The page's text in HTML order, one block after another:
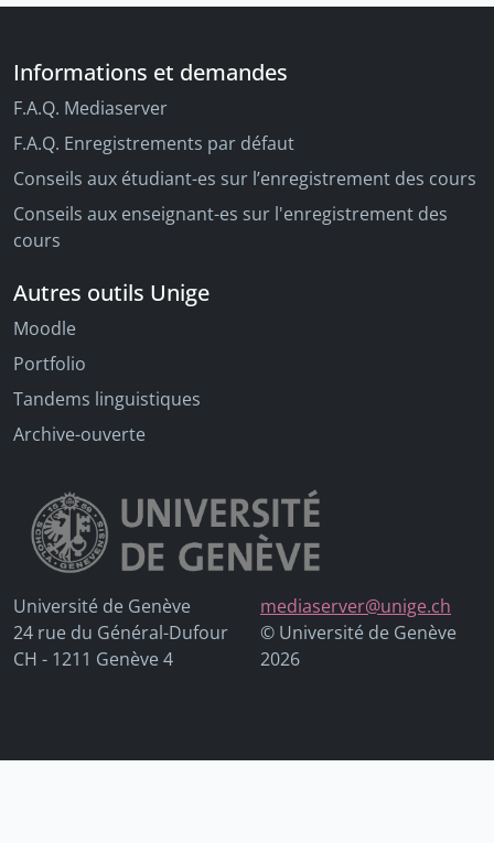
Informations et demandes
F.A.Q. Mediaserver
F.A.Q. Enregistrements par défaut
Conseils aux étudiant-es sur l’enregistrement des cours
Conseils aux enseignant-es sur l'enregistrement des
cours
Autres outils Unige
Moodle
Portfolio
Tandems linguistiques
Archive-ouverte
Université de Genève
24 rue du Général-Dufour
CH - 1211 Genève 4
mediaserver@unige.ch
© Université de Genève
2026